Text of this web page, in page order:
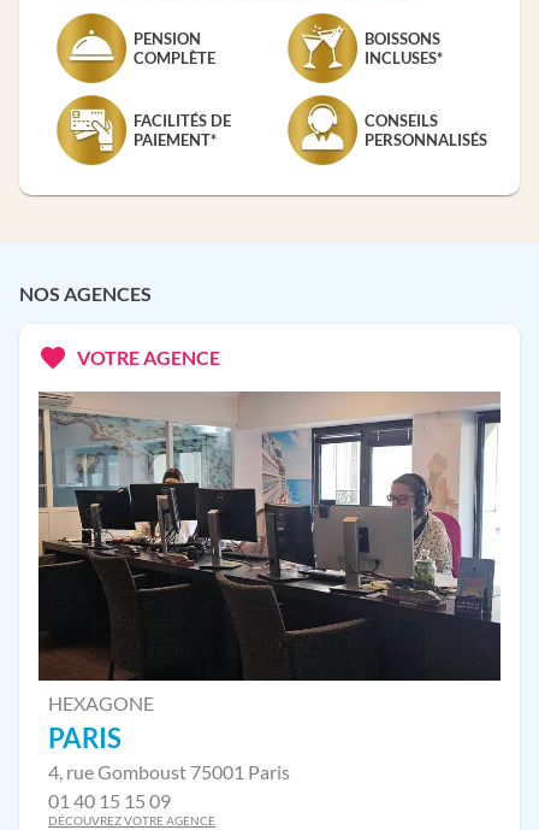
PENSION
COMPLÈTE
BOISSONS
INCLUSES*
FACILITÉS DE
PAIEMENT*
CONSEILS
PERSONNALISÉS
NOS AGENCES
VOTRE AGENCE
HEXAGONE
PARIS
4, rue Gomboust 75001 Paris
01 40 15 15 09
DÉCOUVREZ VOTRE AGENCE